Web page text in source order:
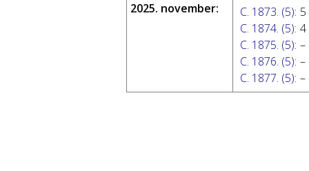
2025. november:
C. 1873. (5):
C. 1874. (5): 4
C. 1875. (5): –
C. 1876. (5): –
C. 1877. (5): –